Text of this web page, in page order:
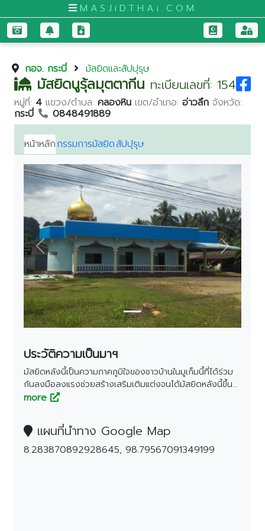
MASJiDTHAi.COM
หลัก
มัสยิด
และ
สัป
ปุ
รุษ
กระบี่
กรุงเทพมหานคร
ขอนแก่น
จันทบุรี
ชุมพร
ตรัง
นครนายก
นครศรีธรรมราช
นราธิวาส
ประจวบคีรีขันธ์
ปัตตานี
พังงา
ภูเก็ต
ยะลา
กอจ. กระบี่ มัสยิดและสัปปุรุษ
มัสยิดนูรุ้ลมุตตากีน ทะเบียนเลขที่: 154
หมู่ที่: 4 แขวง/ตำบล: คลองหิน เขต/อำเภอ: อ่าวลึก จังหวัด:
กระบี่ 0848491889
หน้าหลักกรรมการมัสยิดสัปปุรุษ
Previous Next
ประวัติความเป็นมาฯ
มัสยิดหลังนี้เป็นความภาคภูมิใจของชาวบ้านในมูเก็มนี้ที่ได้ร่วม
กันลงมือลงแรงช่วยสร้างเสริมเติมแต่งจนได้มัสยิดหลังนี้ขึ้นมา
เพราะชาวบ้านบ้านสายไฟพาดช่วยกันสร้าง
more
แผนที่นำทาง Google Map
8.283870892928645, 98.79567091349199